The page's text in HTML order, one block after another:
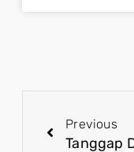
Previous